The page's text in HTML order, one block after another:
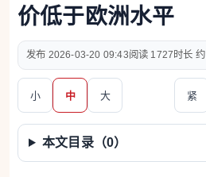
价低于欧洲水平
2026-03-20 09:43 1727
小 中 大 紧
本文目录（0）